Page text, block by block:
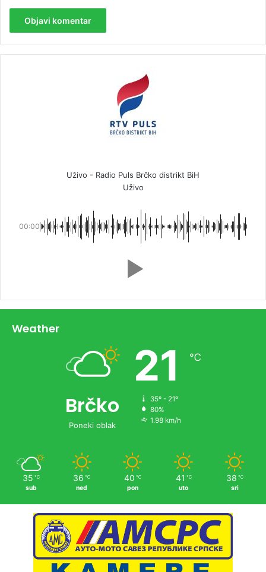
Uživo - Radio Puls Brčko distrikt BiH
Uživo
00:00
Weather
Brčko
Poneki oblak
21 ℃
35º - 21º
80%
1.98 km/h
35 ℃
sub
36 ℃
ned
40 ℃
pon
41 ℃
uto
38 ℃
sri